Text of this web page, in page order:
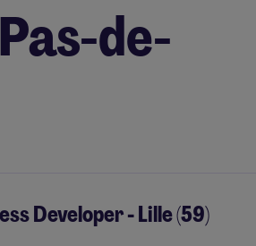
de-
Developer - Lille (59)